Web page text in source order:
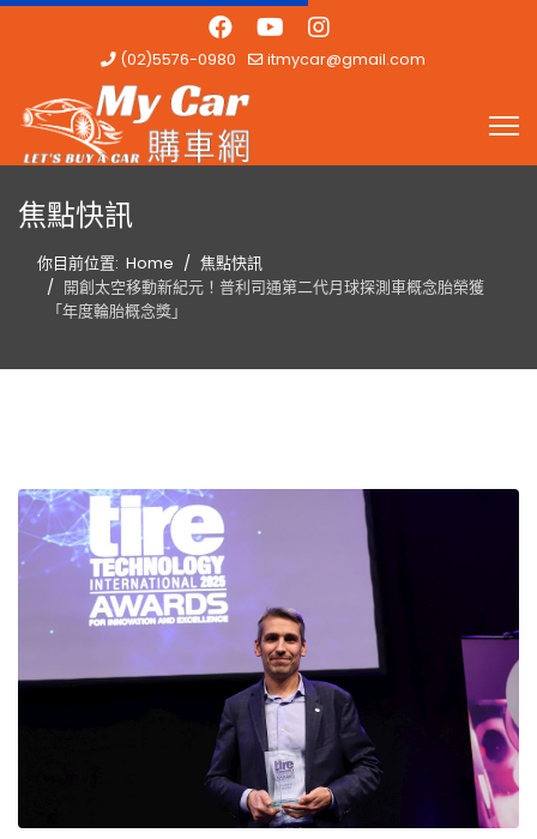
(02)5576-0980 itmycar@gmail.com
焦點快訊
你目前位置: Home
焦點快訊
開創太空移動新紀元！普利司通第二代月球探測車概念胎榮獲
「年度輪胎概念獎」